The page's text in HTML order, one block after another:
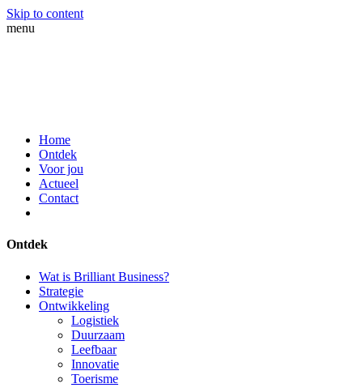
Skip to content
menu
Home
Ontdek
Voor jou
Actueel
Contact
Ontdek
Wat is Brilliant Business?
Strategie
Ontwikkeling
Logistiek
Duurzaam
Leefbaar
Innovatie
Toerisme